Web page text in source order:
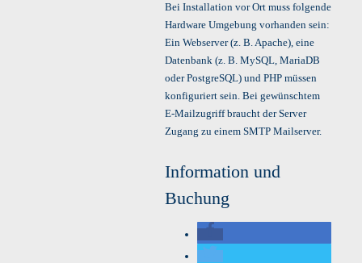
Bei Installation vor Ort muss folgende
Hardware Umgebung vorhanden sein:
Ein Webserver (z. B. Apache), eine
Datenbank (z. B. MySQL, MariaDB
oder PostgreSQL) und PHP müssen
konfiguriert sein. Bei gewünschtem
E-Mailzugriff braucht der Server
Zugang zu einem SMTP Mailserver.
Information und
Buchung